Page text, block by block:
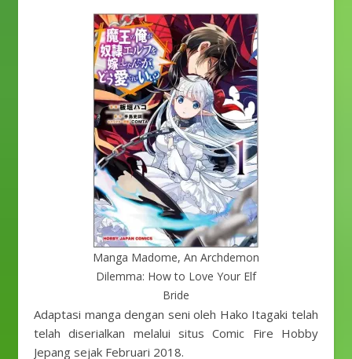
Manga Madome, An Archdemon
Dilemma: How to Love Your Elf
Bride
Adaptasi manga dengan seni oleh Hako Itagaki telah
telah diserialkan melalui situs Comic Fire Hobby
Jepang sejak Februari 2018.